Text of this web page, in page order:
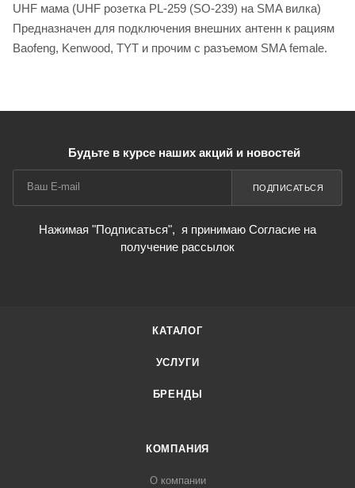
UHF мама (UHF розетка PL-259 (SO-239) на SMA вилка)
Предназначен для подключения внешних антенн к рациям
Baofeng, Kenwood, TYT и прочим с разъемом SMA female.
Будьте в курсе наших акций и новостей
ПОДПИСАТЬСЯ
Нажимая "Подписаться", я принимаю Согласие на
получение рассылок
КАТАЛОГ
УСЛУГИ
БРЕНДЫ
КОМПАНИЯ
О компании